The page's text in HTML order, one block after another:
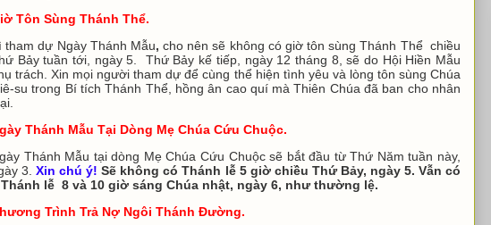
Tôn Sùng Thánh Thể.
tham dự Ngày Thánh Mẫu,cho nên sẽ không có giờ tôn sùng Thánh Thể chiều
Bảy tuần tới, ngày 5. Thứ Bảy kế tiếp, ngày 12 tháng 8, sẽ do Hội Hiền Mẫu
trách. Xin mọi người tham dự để cùng thể hiện tình yêu và lòng tôn sùng Chúa
su trong Bí tích Thánh Thể, hồng ân cao quí mà Thiên Chúa đã ban cho nhân
Thánh Mẫu Tại Dòng Mẹ Chúa Cứu Chuộc.
Thánh Mẫu tại dòng Mẹ Chúa Cứu Chuộc sẽ bắt đầu từ Thứ Năm tuần này,
3.Xin chú ý! Sẽ không có Thánh lễ 5 giờ chiều Thứ Bảy, ngày 5. Vẫn có
lễ 8 và 10 giờ sáng Chúa nhật, ngày 6, như thường lệ.
Trình Trả Nợ Ngôi Thánh Đường.